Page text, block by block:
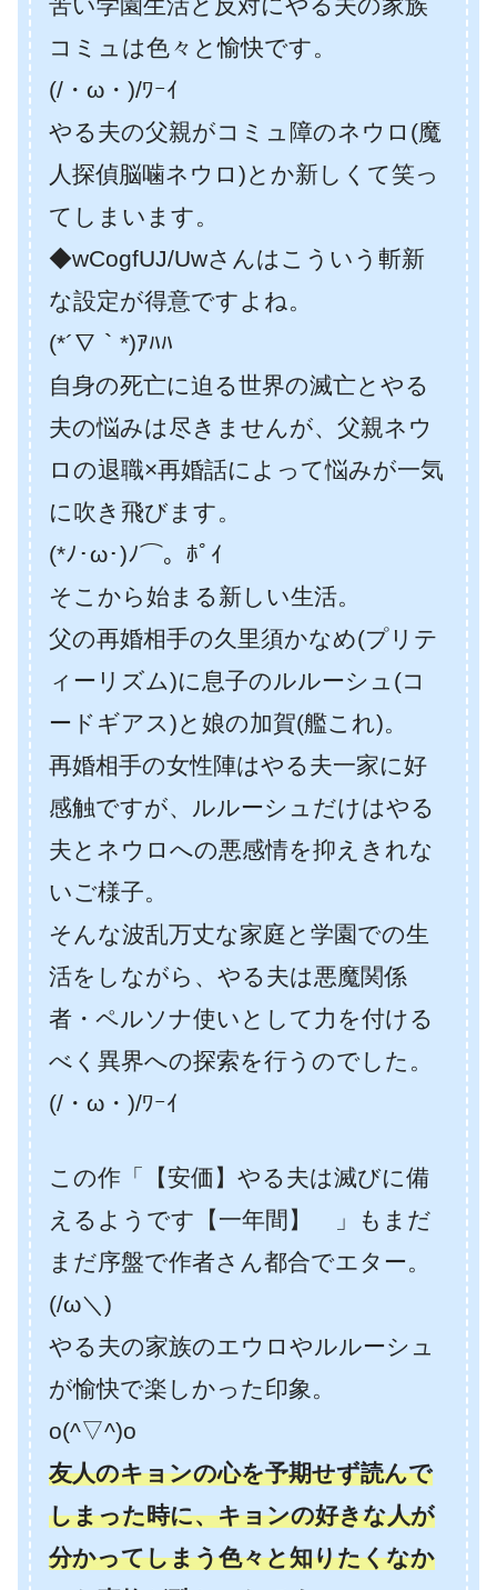
コミュは色々と愉快です。
(/・ω・)/ﾜｰｲ
やる夫の父親がコミュ障のネウロ(魔
人探偵脳噛ネウロ)とか新しくて笑っ
てしまいます。
◆wCogfUJ/Uwさんはこういう斬新
な設定が得意ですよね。
(*´∇｀*)ｱﾊﾊ
自身の死亡に迫る世界の滅亡とやる
夫の悩みは尽きませんが、父親ネウ
ロの退職×再婚話によって悩みが一気
に吹き飛びます。
(*ﾉ･ω･)ﾉ⌒。ﾎﾟｲ
そこから始まる新しい生活。
父の再婚相手の久里須かなめ(プリテ
ィーリズム)に息子のルルーシュ(コ
ードギアス)と娘の加賀(艦これ)。
再婚相手の女性陣はやる夫一家に好
感触ですが、ルルーシュだけはやる
夫とネウロへの悪感情を抑えきれな
いご様子。
そんな波乱万丈な家庭と学園での生
活をしながら、やる夫は悪魔関係
者・ペルソナ使いとして力を付ける
べく異界への探索を行うのでした。
(/・ω・)/ﾜｰｲ
この作「【安価】やる夫は滅びに備
えるようです【一年間】 」もまだ
まだ序盤で作者さん都合でエター。
(/ω＼)
やる夫の家族のエウロやルルーシュ
が愉快で楽しかった印象。
o(^▽^)o
友人のキョンの心を予期せず読んで
しまった時に、キョンの好きな人が
分かってしまう色々と知りたくなか